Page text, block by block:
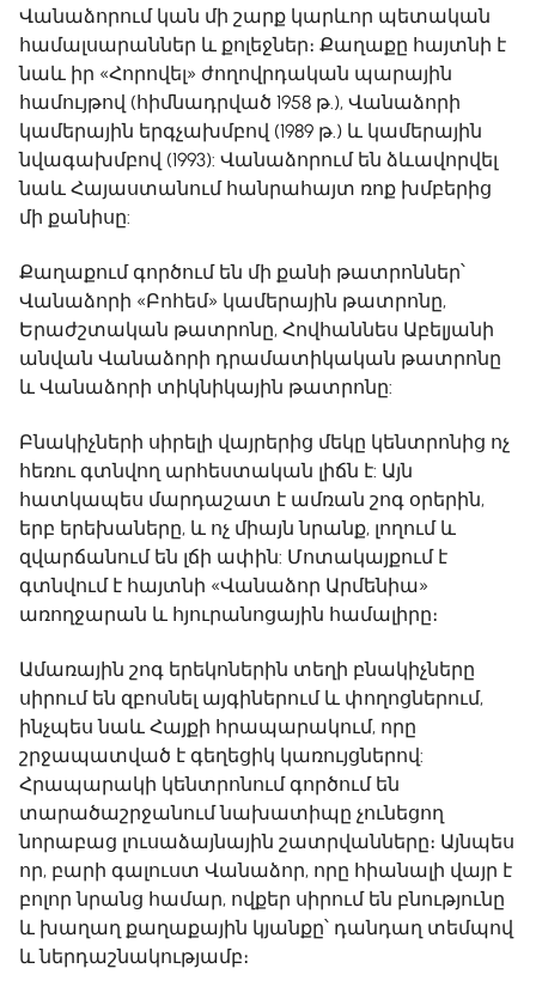
Վանաձորում կան մի շարք կարևոր պետական ​​
համալսարաններ և քոլեջներ։ Քաղաքը հայտնի է
նաև իր «Հորովել» ժողովրդական պարային
համույթով (հիմնադրված 1958 թ.), Վանաձորի
կամերային երգչախմբով (1989 թ.) և կամերային
նվագախմբով (1993): Վանաձորում են ձևավորվել
նաև Հայաստանում հանրահայտ ռոք խմբերից
մի քանիսը:
Քաղաքում գործում են մի քանի թատրոններ՝
Վանաձորի «Բոհեմ» կամերային թատրոնը,
Երաժշտական ​​թատրոնը, Հովհաննես Աբելյանի
անվան Վանաձորի դրամատիկական թատրոնը
և Վանաձորի տիկնիկային թատրոնը:
Բնակիչների սիրելի վայրերից մեկը կենտրոնից ոչ
հեռու գտնվող արհեստական ​​լիճն է: Այն
հատկապես մարդաշատ է ամռան շոգ օրերին,
երբ երեխաները, և ոչ միայն նրանք, լողում և
զվարճանում են լճի ափին: Մոտակայքում է
գտնվում է հայտնի «Վանաձոր Արմենիա»
առողջարան և հյուրանոցային համալիրը։
Ամառային շոգ երեկոներին տեղի բնակիչները
սիրում են զբոսնել այգիներում և փողոցներում,
ինչպես նաև Հայքի հրապարակում, որը
շրջապատված է գեղեցիկ կառույցներով:
Հրապարակի կենտրոնում գործում են
տարածաշրջանում նախատիպը չունեցող
նորաբաց լուսաձայնային շատրվանները։ Այնպես
որ, բարի գալուստ Վանաձոր, որը հիանալի վայր է
բոլոր նրանց համար, ովքեր սիրում են բնությունը
և խաղաղ քաղաքային կյանքը՝ դանդաղ տեմպով
և ներդաշնակությամբ։